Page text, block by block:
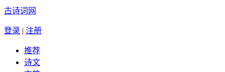
古诗词网
登录 | 注册
推荐
诗文